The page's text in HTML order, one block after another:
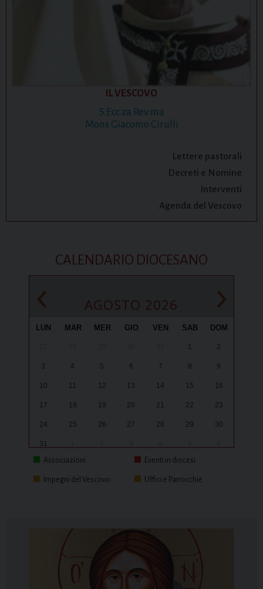
IL VESCOVO
S.Ecc.za Rev.ma
Mons Giacomo Cirulli
Lettere pastorali
Decreti e Nomine
Interventi
Agenda del Vescovo
CALENDARIO DIOCESANO
‹ AGOSTO 2026 ›
LUN MAR MER GIO VEN SAB DOM
1 2
3 4 5 6 7 8 9
10 11 12 13 14 15 16
17 18 19 20 21 22 23
24 25 26 27 28 29 30
31
Associazioni
Eventi in diocesi
Impegni del Vescovo Uffici e Parrocchie